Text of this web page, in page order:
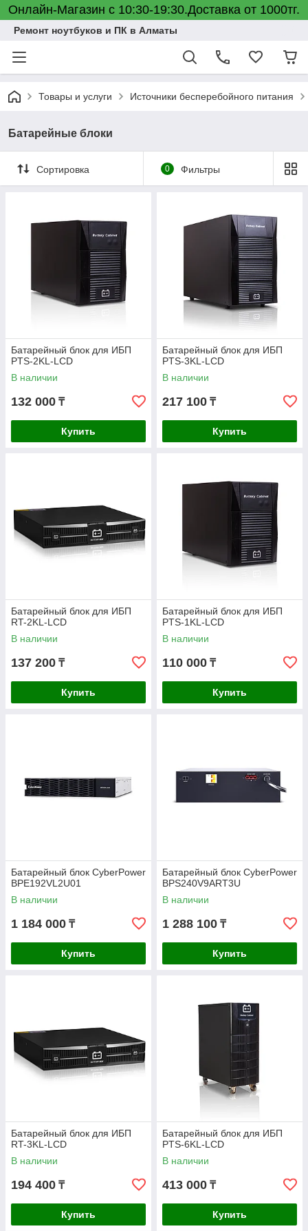
Онлайн-Магазин с 10:30-19:30.Доставка от 1000тг.
Ремонт ноутбуков и ПК в Алматы
Товары и услуги Источники бесперебойного питания
Батарейные блоки
Сортировка 0 Фильтры
Батарейный блок для ИБП
PTS-2KL-LCD
В наличии
132 000 ₸
Купить
Батарейный блок для ИБП
PTS-3KL-LCD
В наличии
217 100 ₸
Купить
Батарейный блок для ИБП
RT-2KL-LCD
В наличии
137 200 ₸
Купить
Батарейный блок для ИБП
PTS-1KL-LCD
В наличии
110 000 ₸
Купить
Батарейный блок CyberPower
BPE192VL2U01
В наличии
1 184 000 ₸
Купить
Батарейный блок CyberPower
BPS240V9ART3U
В наличии
1 288 100 ₸
Купить
Батарейный блок для ИБП
RT-3KL-LCD
В наличии
194 400 ₸
Купить
Батарейный блок для ИБП
PTS-6KL-LCD
В наличии
413 000 ₸
Купить